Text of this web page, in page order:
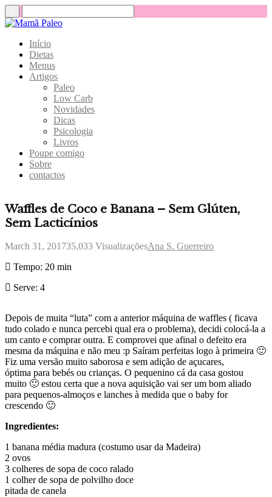
Início
Dietas
Menus
Artigos
Paleo
Low Carb
Novidades
Dicas
Psicologia
Livros
Poupe comigo
Sobre
contactos
Waffles de Coco e Banana – Sem Glúten,
Sem Lacticínios
March 31, 201735,033 VisualizaçõesAna S. Guerreiro
Tempo: 20 min
Serve: 4
Depois de muita “luta” com a anterior máquina de waffles ( ficava
tudo colado e nunca percebi qual era o problema), decidi colocá-la a
um canto e comprar outra. E comprovei que afinal o defeito era
mesma da máquina e não meu :p Saíram perfeitas logo à primeira 🙂
Fiz uma versão muito saborosa e sem adição de açucares,
óptima para bebés ou crianças. O pequenino cá da casa gostou
muito 🙂 estou certa que a nova aquisição vai ser um bom aliado
para pequenos-almoços e lanches à medida que o baby for
crescendo 🙂
Ingredientes:
1 banana média madura (costumo usar da Madeira)
2 ovos
3 colheres de sopa de coco ralado
1 colher de sopa de polvilho doce
pitada de canela